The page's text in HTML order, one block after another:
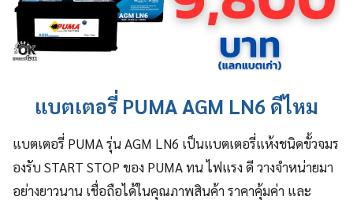
แบตเตอรี่ PUMA AGM LN6 ดีไหม
แบตเตอรี่ PUMA รุ่น AGM LN6 เป็นแบตเตอรี่แห้งชนิดขั้วจมร
องรับ START STOP ของ PUMA ทน ไฟแรง ดี วางจำหน่ายมา
อย่างยาวนาน เชื่อถือได้ในคุณภาพสินค้า ราคาคุ้มค่า และ